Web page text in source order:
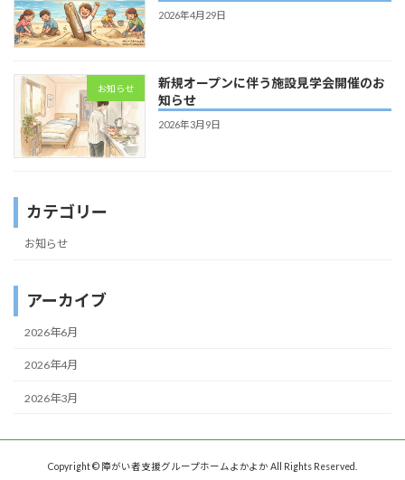
2026年4月29日
お知らせ
新規オープンに伴う施設見学会開催のお
知らせ
2026年3月9日
カテゴリー
お知らせ
アーカイブ
2026年6月
2026年4月
2026年3月
Copyright © 障がい者支援グループホームよかよか All Rights Reserved.